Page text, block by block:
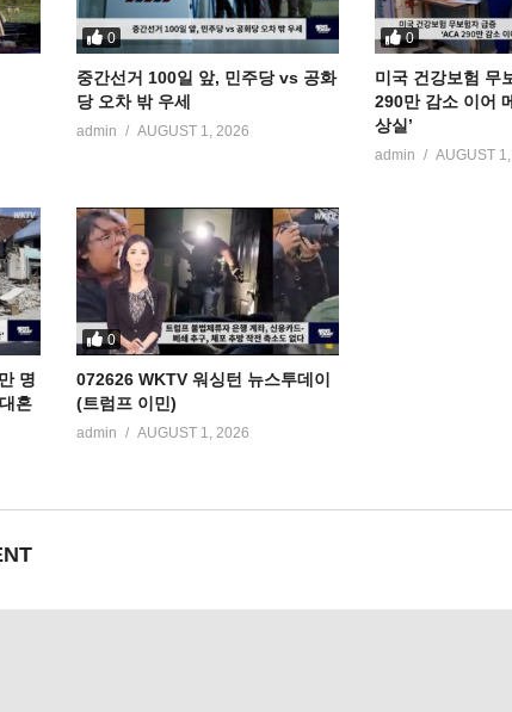
0
중간선거 100일 앞, 민주당 vs 공화
당 오차 밖 우세
admin AUGUST 1, 2026
0
미국 건강보험 무
290만 감소 이어
상실’
admin AUGUST
명
혼
0
072626 WKTV 워싱턴 뉴스투데이
(트럼프 이민)
admin AUGUST 1, 2026